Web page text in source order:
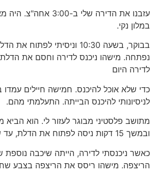
עזבנו את הדירה שלי ב-
במלון נקי.
בבוקר, בשעה 10:30 וניסיתי
נפתחה. מישהו ניכנס לדירה וחסם את
לדירה היום
כדי שלא אוכל להיכנס. חמישה חיילים עמדו
לניסיונותי להיכנס הבייתה. התעלמתי מהם.
מתושב פלסטיני מבוגר לעזור לי. הוא הביא
ובמשך 15 דקות ניסה לפתוח את הדלת, עד שהצליח.ביקשתי
כאשר ניכנסתי לדירה, הייתה שיכבה נוספת
הריצפה. מישהו ריסס את הריצפה בצבע